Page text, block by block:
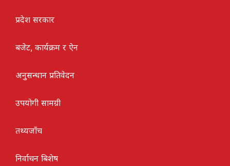
प्रदेश सरकार
बजेट, कार्यक्रम र ऐन
अनुसन्धान प्रतिवेदन
उपयोगी सामग्री
तथ्यजाँच
निर्वाचन बिशेष